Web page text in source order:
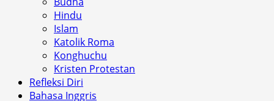
Hindu
Islam
Katolik Roma
Konghuchu
Kristen Protestan
Refleksi Diri
Bahasa Inggris